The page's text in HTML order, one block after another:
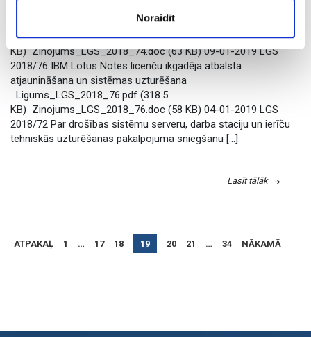
Noraidīt
perimetra drošības ceļa izbūve RRC objektam, Babītes pag.
Ligums_LGS_2018_74.pdf (141.8
KB) Zinojums_LGS_2018_74.doc (63 KB) 09-01-2019 LGS
2018/76 IBM Lotus Notes licenču ikgadēja atbalsta
atjaunināšana un sistēmas uzturēšana
Ligums_LGS_2018_76.pdf (318.5
KB) Zinojums_LGS_2018_76.doc (58 KB) 04-01-2019 LGS
2018/72 Par drošības sistēmu serveru, darba staciju un ierīču
tehniskās uzturēšanas pakalpojuma sniegšanu […]
Lasīt tālāk
ATPAKAĻ 1 … 17 18 19 20 21 … 34 NĀKAMĀ